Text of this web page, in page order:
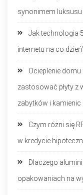
synonimem
Jak technologia
internetu na co
Ocieplenie
zastosować płyty z
zabytków i kamienic
Czym różni się
w kredycie
Dlaczego
opakowaniach na